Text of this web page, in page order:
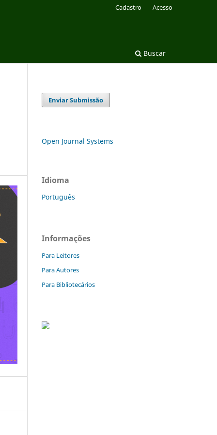
Buscar
Cadastro Acesso
Enviar Submissão
Open Journal Systems
Idioma
Português
Informações
Para Leitores
Para Autores
Para Bibliotecários